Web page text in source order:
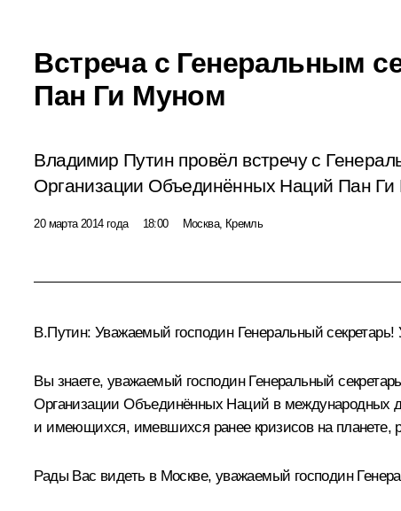
Встреча с Генеральным
Пан Ги Муном
Владимир Путин провёл встречу с
Организации Объединённых Наций Пан
20 марта 2014 года 18:00 Москва, Кремль
В.Путин: Уважаемый господин Генеральный
Вы знаете, уважаемый господин Генеральный
Организации Объединённых Наций в международных
и имеющихся, имевшихся ранее кризисов на планете,
Рады Вас видеть в Москве, уважаемый господин